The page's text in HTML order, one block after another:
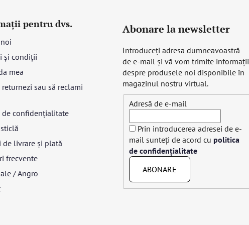
pentru dvs.
și condiții
mea
returnezi sau să reclami
de confidențialitate
de livrare și plată
frecvente
/ Angro
Abonare la newsletter
Introduceţi adresa dumneavoastră
de e-mail şi vă vom trimite informaţii
despre produsele noi disponibile în
magazinul nostru virtual.
Adresă de e-mail
Prin introducerea adresei de e-
mail sunteți de acord cu politica
de confidențialitate
ABONARE